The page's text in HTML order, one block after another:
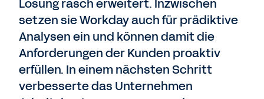
Lösung rasch erweitert. Inzwischen
setzen sie Workday auch für prädiktive
Analysen ein und können damit die
Anforderungen der Kunden proaktiv
erfüllen. In einem nächsten Schritt
verbesserte das Unternehmen